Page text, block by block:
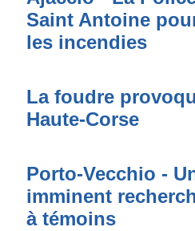
Saint Antoine
les incendies
La foudre
Haute-Corse
Porto-Vecchio -
imminent
à témoins